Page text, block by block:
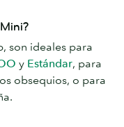
son ideales para
y Estándar, para
obsequios, o para